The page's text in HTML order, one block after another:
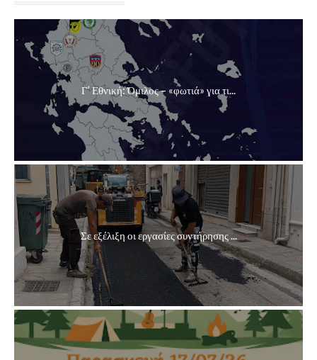
Γ’ Εθνική: Όμιλος – «φωτιά» για τι...
Σε εξέλιξη οι εργασίες συντήρησης ...